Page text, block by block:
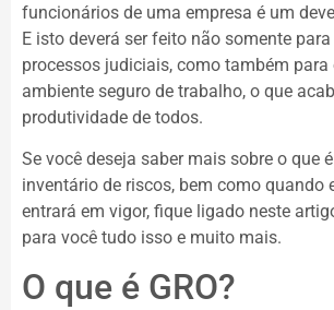
funcionários de uma empresa é um
E isto deverá ser feito não somente
processos judiciais, como também para
ambiente seguro de trabalho, o que
produtividade de todos.
Se você deseja saber mais sobre o que é
inventário de riscos, bem como quando
entrará em vigor, fique ligado neste
para você tudo isso e muito mais.
O que é GRO?